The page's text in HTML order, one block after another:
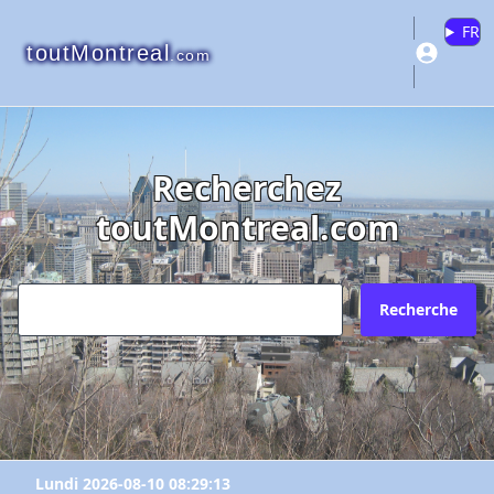
toutMontreal.com
FR
Recherchez
toutMontreal.com
Recherche
Lundi 2026-08-10 08:29:13